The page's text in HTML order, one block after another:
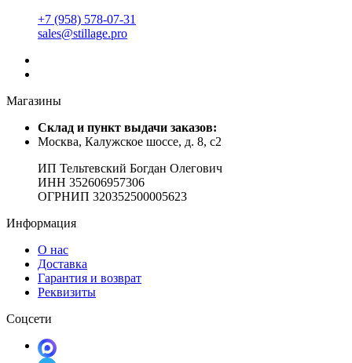
+7 (958) 578-07-31
sales@stillage.pro
Магазины
Cклад и пункт выдачи заказов:
Москва, Калужское шоссе, д. 8, с2
ИП Тельтевский Богдан Олегович
ИНН 352606957306
ОГРНИП 320352500005623
Информация
О нас
Доставка
Гарантия и возврат
Реквизиты
Соцсети